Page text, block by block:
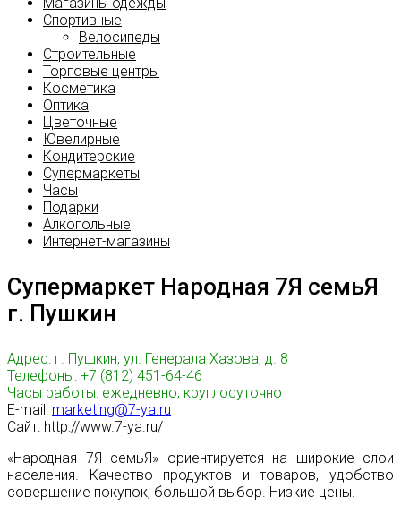
Спортивные
Велосипеды
Строительные
Торговые центры
Косметика
Оптика
Цветочные
Ювелирные
Кондитерские
Супермаркеты
Часы
Подарки
Алкогольные
Интернет-магазины
Супермаркет Народная 7Я семьЯ
г. Пушкин
Адрес: г. Пушкин, ул. Генерала Хазова, д. 8
Телефоны: +7 (812) 451-64-46
Часы работы: ежедневно, круглосуточно
E-mail: marketing@7-ya.ru
Сайт: http://www.7-ya.ru/
«Народная 7Я семьЯ» ориентируется на широкие слои
населения. Качество продуктов и товаров, удобство
совершение покупок, большой выбор. Низкие цены.